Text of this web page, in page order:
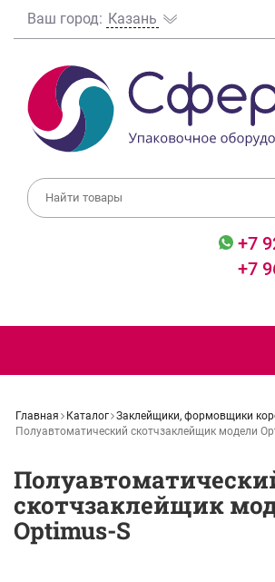
Ваш город: Казань
+7
+7
Главная Каталог Заклейщики, формовщики
Полуавтоматический скотчзаклейщик модели
скотчзаклейщик
Optimus-S